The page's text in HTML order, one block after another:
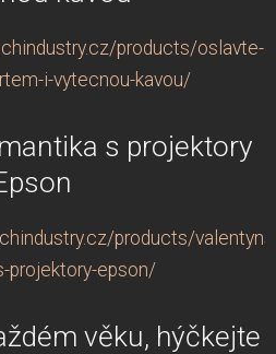
products/oslavte-
i-vytecnou-kavou/
s projektory
products/
projektory-epson/
věku, hýčkejte